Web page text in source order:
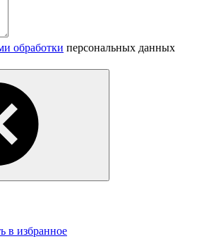
обработки персональных данных
в избранное